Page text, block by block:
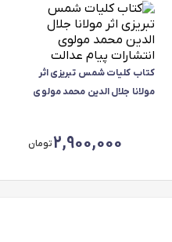
کتاب کلیات شمس تبریزی اثر
مولانا جلال الدین محمد مولوی
2,900,000تومان